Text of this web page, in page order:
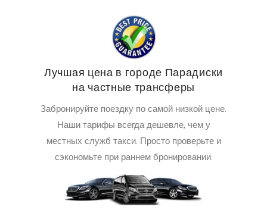
Лучшая цена в городе Парадиски
на частные трансферы
Забронируйте поездку по самой низкой цене.
Наши тарифы всегда дешевле, чем у
местных служб такси. Просто проверьте и
сэкономьте при раннем бронировании.